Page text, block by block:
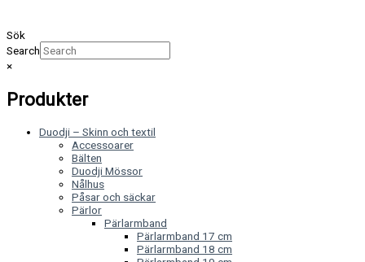
Sök
Search
×
Produkter
Duodji – Skinn och textil
Accessoarer
Bälten
Duodji Mössor
Nålhus
Påsar och säckar
Pärlor
Pärlarmband
Pärlarmband 17 cm
Pärlarmband 18 cm